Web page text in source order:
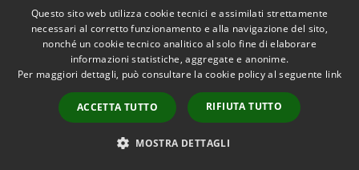
Cultura e tempo libero
Vita lavorativa
Imprese e Commercio
Catasto e urbanistica
Mobilità e trasporti
Questo sito web utilizza cookie tecnici e assimilati strettamente
necessari al corretto funzionamento e alla navigazione del sito,
nonché un cookie tecnico analitico al solo fine di elaborare
informazioni statistiche, aggregate e anonime.
Per maggiori dettagli, può consultare la cookie policy al seguente link
ACCETTA TUTTO RIFIUTA TUTTO
MOSTRA DETTAGLI